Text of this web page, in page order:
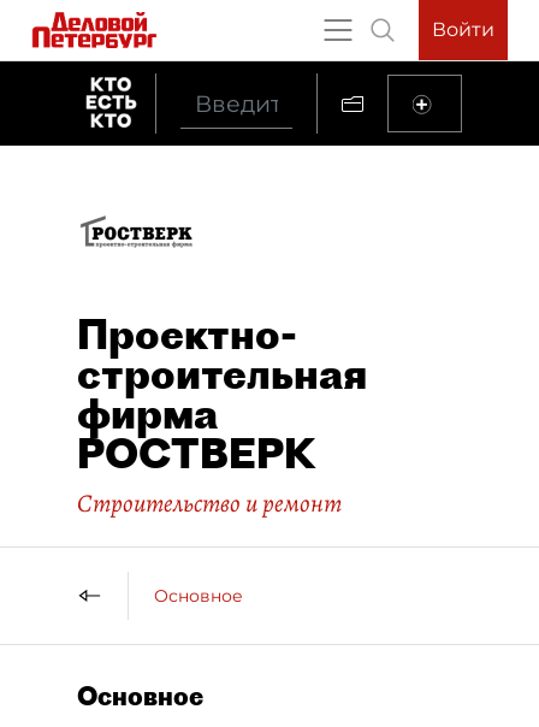
Войти
Проектно-
строительная
фирма
РОСТВЕРК
Строительство и ремонт
Основное
Основное